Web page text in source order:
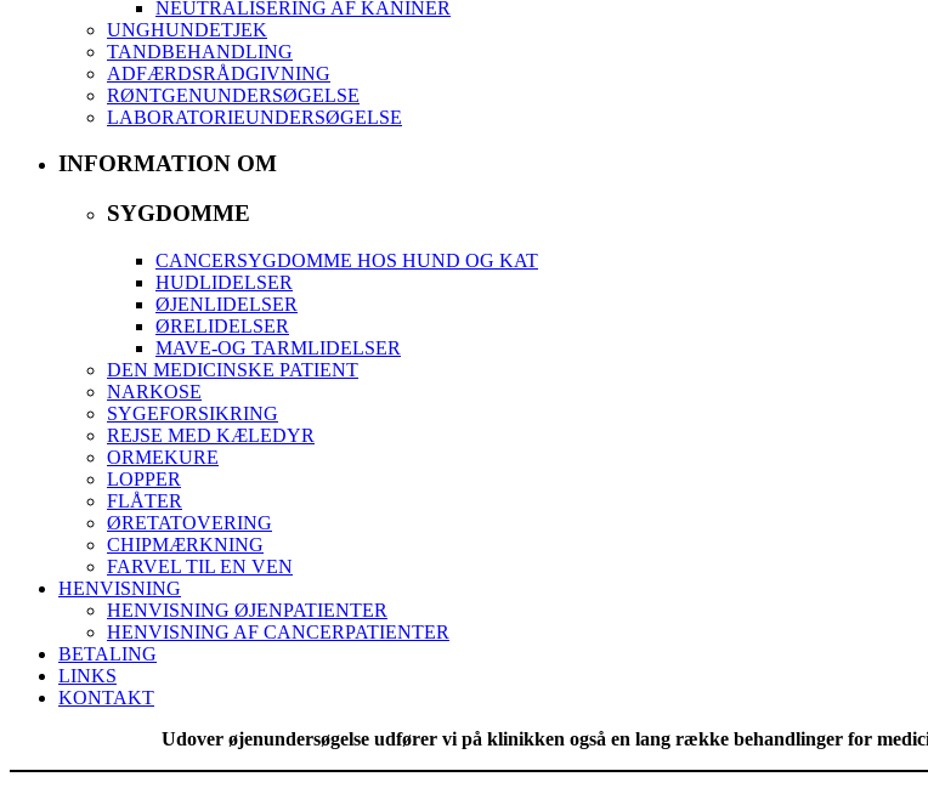
NEUTRALISERING AF KANINER
UNGHUNDETJEK
TANDBEHANDLING
ADFÆRDSRÅDGIVNING
RØNTGENUNDERSØGELSE
LABORATORIEUNDERSØGELSE
INFORMATION OM
SYGDOMME
CANCERSYGDOMME HOS HUND OG KAT
HUDLIDELSER
ØJENLIDELSER
ØRELIDELSER
MAVE-OG TARMLIDELSER
DEN MEDICINSKE PATIENT
NARKOSE
SYGEFORSIKRING
REJSE MED KÆLEDYR
ORMEKURE
LOPPER
FLÅTER
ØRETATOVERING
CHIPMÆRKNING
FARVEL TIL EN VEN
HENVISNING
HENVISNING ØJENPATIENTER
HENVISNING AF CANCERPATIENTER
BETALING
LINKS
KONTAKT
Udover øjenundersøgelse udfører vi på klinikken også en lang række behandlinger for